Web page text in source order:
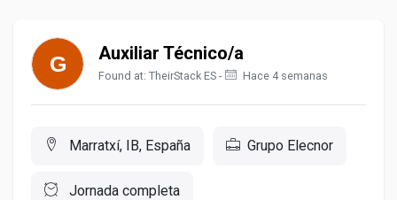
Auxiliar Técnico/a
Found at: TheirStack ES - Hace 4 semanas
Marratxí, IB, España Grupo Elecnor
Jornada completa